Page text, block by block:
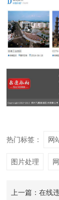
热门标签： 网
图片处理
上一篇：在线